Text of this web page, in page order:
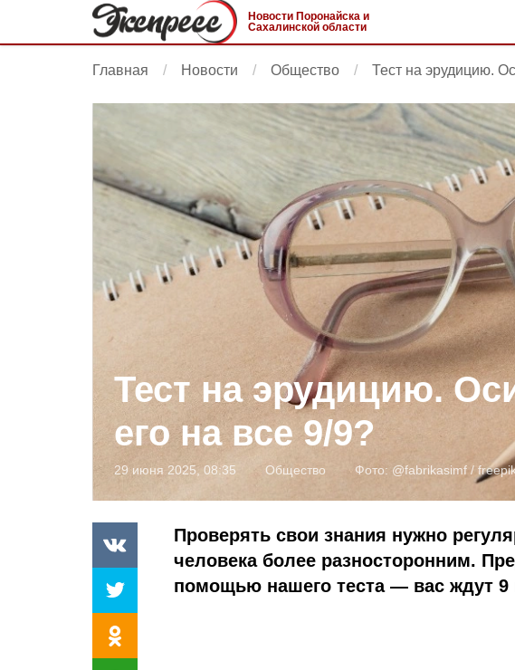
Новости Поронайска и
Сахалинской области
Главная Новости Общество Тест на эрудицию.
Тест на эрудицию.
его на все 9/9?
29 июня 2025, 08:35 Общество Фото: @fabrikasimf /
Проверять свои знания нужно
человека более разносторонним.
помощью нашего теста — вас ждут 9